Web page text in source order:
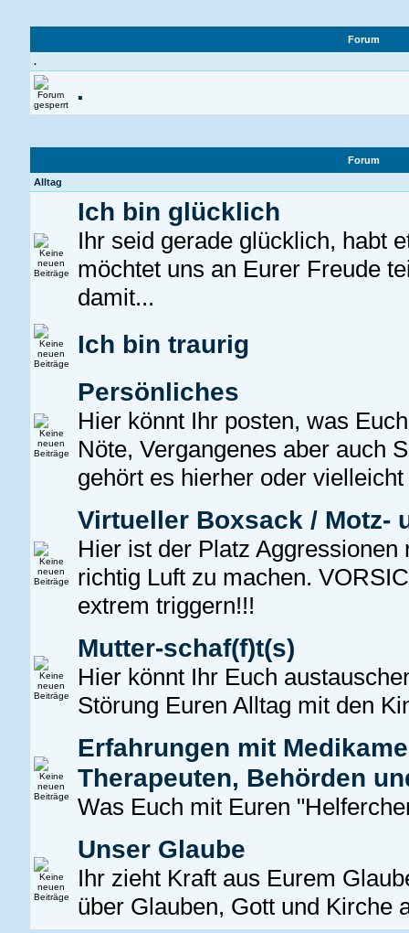
Forum
.
.
Forum
Alltag
Ich bin glücklich
Ihr seid gerade glücklich, habt
möchtet uns an Eurer Freude
damit...
Ich bin traurig
Persönliches
Hier könnt Ihr posten, was
Nöte, Vergangenes aber auch
gehört es hierher oder
Virtueller Boxsack / Motz-
Hier ist der Platz Aggressionen
richtig Luft zu machen.
extrem triggern!!!
Mutter-schaf(f)t(s)
Hier könnt Ihr Euch
Störung Euren Alltag mit den
Erfahrungen mit
Therapeuten, Behörden
Was Euch mit Euren
Unser Glaube
Ihr zieht Kraft aus Eurem
über Glauben, Gott und Kirche